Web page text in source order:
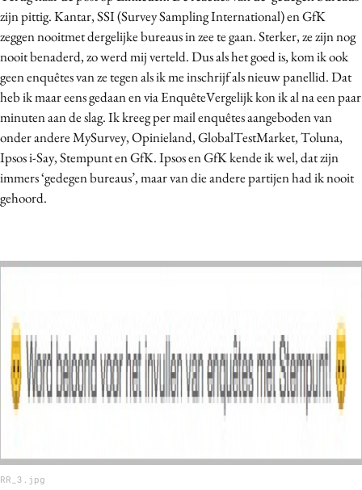
zijn pittig. Kantar, SSI (Survey Sampling International) en GfK
zeggen nooitmet dergelijke bureaus in zee te gaan. Sterker, ze zijn nog
nooit benaderd, zo werd mij verteld. Dus als het goed is, kom ik ook
geen enquêtes van ze tegen als ik me inschrijf als nieuw panellid. Dat
heb ik maar eens gedaan en via EnquêteVergelijk kon ik al na een paar
minuten aan de slag. Ik kreeg per mail enquêtes aangeboden van
onder andere MySurvey, Opinieland, GlobalTestMarket, Toluna,
Ipsos i-Say, Stempunt en GfK. Ipsos en GfK kende ik wel, dat zijn
immers ‘gedegen bureaus’, maar van die andere partijen had ik nooit
gehoord.
RR_3.jpg